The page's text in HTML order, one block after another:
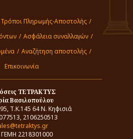
Τρόποι Πληρωμής-Αποστολής /
/ Ασφάλεια συναλλαγών /
/ Αναζήτηση αποστολής /
Επικοινωνία
ΤΕΤΡΑΚΤΥΣ
Βασιλοπούλου
Τ.Κ.145 64 Ν. Κηφισιά
2106250513
2218301000